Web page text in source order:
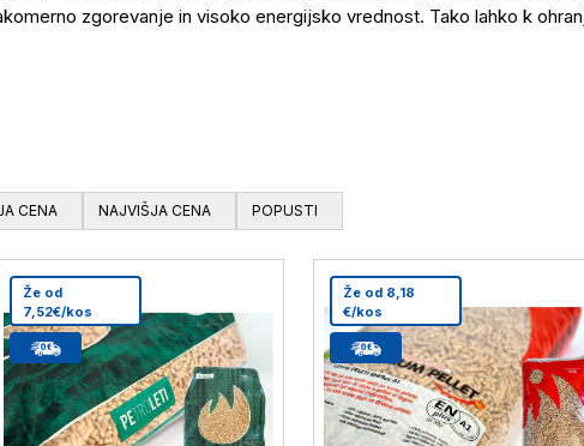
zgorevanje in visoko energijsko vrednost. Tako lahko k
CENA NAJVIŠJA CENA POPUSTI
Že od
7,52€/kos
Že od 8,18
€/kos